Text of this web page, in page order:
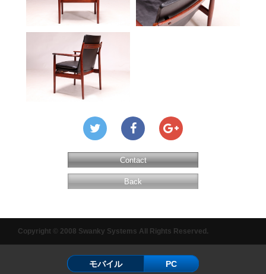
Contact
Back
Copyright © 2008 Swanky Systems All Rights Reserved.
モバイル PC